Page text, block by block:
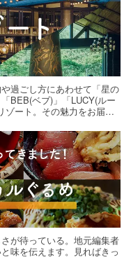
過ごし方にあわせて「星の
BEB(ベブ)」「LUCY(ルー
ゾート。その魅力をお届け
が待っている。地元編集者
味を伝えます。見ればきっ